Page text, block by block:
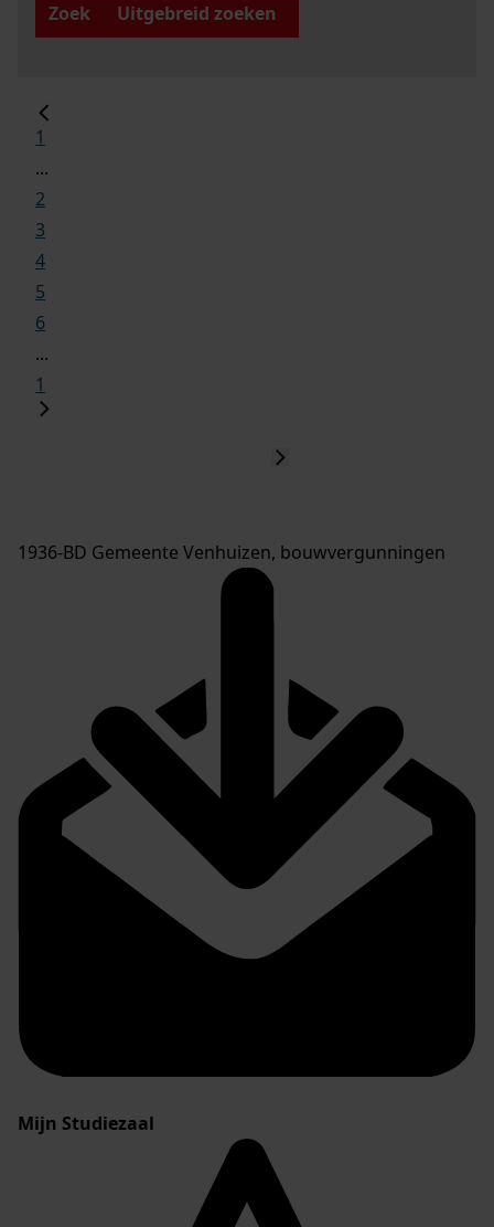
Zoek
Uitgebreid zoeken
1
...
2
3
4
5
6
...
1
1936-BD Gemeente Venhuizen, bouwvergunningen
Mijn Studiezaal